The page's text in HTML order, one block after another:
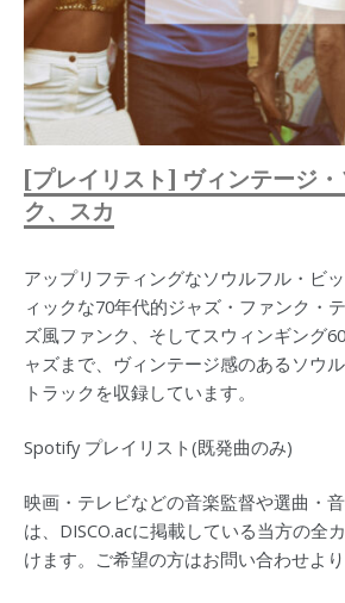
[プレイリスト] ヴィンテージ
ク、スカ
アップリフティングなソウルフル・ビ
ィックな70年代的ジャズ・ファンク・
ズ風ファンク、そしてスウィンギング
ャズまで、ヴィンテージ感のあるソウ
トラックを収録しています。
Spotify プレイリスト(既発曲のみ)
映画・テレビなどの音楽監督や選曲・
は、DISCO.acに掲載している当方の全
けます。ご希望の方はお問い合わせよ